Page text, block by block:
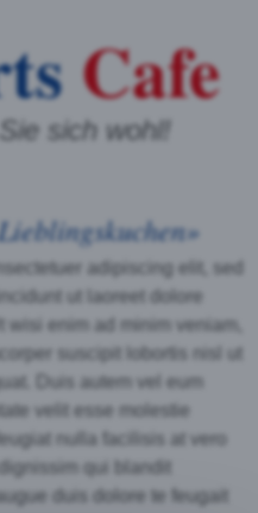
Cafe
sich wohl!
adipiscing elit, sed
ut laoreet dolore
enim ad minim veniam,
suscipit lobortis nisl ut
Duis autem vel eum
velit esse molestie
nulla facilisis at vero
qui blandit
duis dolore te feugait